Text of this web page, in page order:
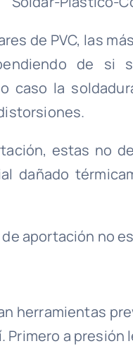
de PVC, las
de si
caso la
estas no
dañado
aportación no
herramientas
Primero a